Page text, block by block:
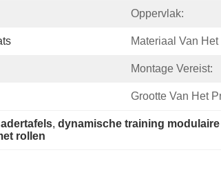
Oppervlak:
Materiaal Van Het
Montage Vereist:
Grootte Van Het
, dynamische training
rollen